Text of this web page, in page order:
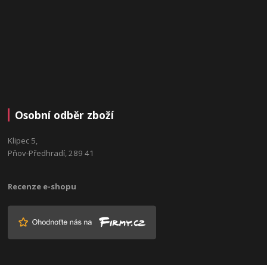
Osobní odběr zboží
Klipec 5,
Pňov-Předhradí, 289 41
Recenze e-shopu